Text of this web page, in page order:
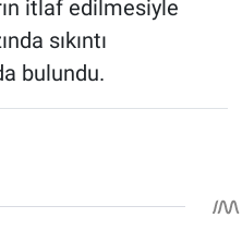
itlaf edilmesiyle
sıkıntı
bulundu.